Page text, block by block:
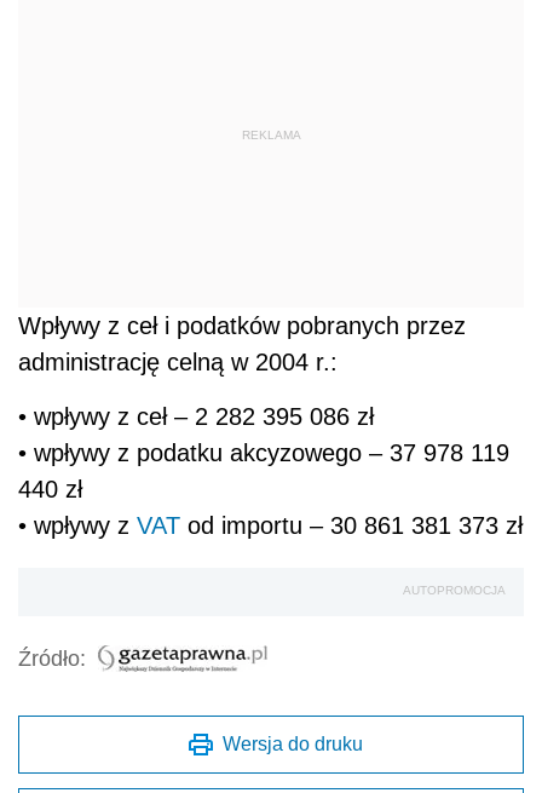
REKLAMA
Wpływy z ceł i podatków pobranych przez
administrację celną w 2004 r.:
• wpływy z ceł – 2 282 395 086 zł
• wpływy z podatku akcyzowego – 37 978 119
440 zł
• wpływy z VAT od importu – 30 861 381 373 zł
AUTOPROMOCJA
Źródło:
Wersja do druku